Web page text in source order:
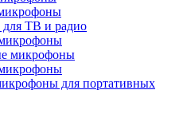
ТВ и радио
микрофоны
для портативных